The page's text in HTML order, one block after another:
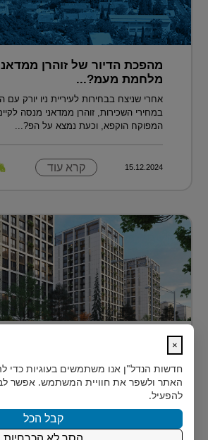
מהפכת הדיור של זוהרן
מלחמת מעמ?...
אחרי שניצח בבחירות לעיריית ניו יורק
במחירי השכירות, זוהרן ממדאני מנסה
המפוקח הוקפא, וכעת נמצא על הפ?...
15.12.2024 קרא עוד
כשחושבים על השקעות נדל"ן מעבר לים,
נמצאת בשנים האחרונות בראש הרשימה
ישראלים רבים: גאורגיה. ...
×
חדשות הנדל"ן אנו משתמשים בעוגיות כדי
האתר ולשפר את חוויית המשתמש. אפשר
להפעיל.
קבל הכל